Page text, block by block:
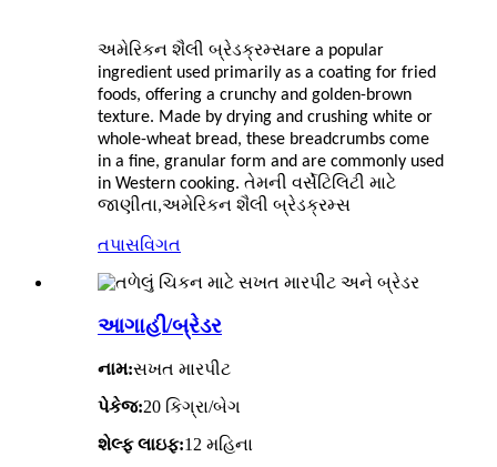
અમેરિકન શૈલી બ્રેડક્રમ્સare a popular
ingredient used primarily as a coating for fried
foods, offering a crunchy and golden-brown
texture. Made by drying and crushing white or
whole-wheat bread, these breadcrumbs come
in a fine, granular form and are commonly used
in Western cooking. તેમની વર્સેટિલિટી માટે
જાણીતા,અમેરિકન શૈલી બ્રેડક્રમ્સ
તપાસવિગત
આગાહી/બ્રેડર
નામ:સખત મારપીટ
પેકેજ:20 કિગ્રા/બેગ
શેલ્ફ લાઇફ:12 મહિના